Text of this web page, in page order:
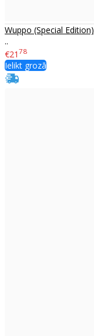
Wuppo (Special Edition)
..
€21 78
Ielikt grozā